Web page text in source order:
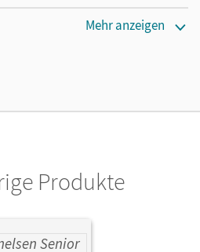
Mehr anzeigen
Produkte